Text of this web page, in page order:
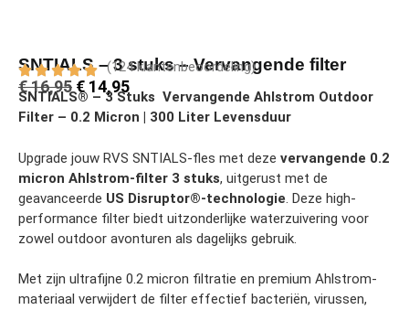
SNTIALS – 3 stuks – Vervangende filter
(124 klantenbeoordeling)
€16,95 € 14,95
SNTIALS® – 3 Stuks Vervangende Ahlstrom Outdoor
Filter – 0.2 Micron | 300 Liter Levensduur
Upgrade jouw RVS SNTIALS-fles met deze vervangende 0.2
micron Ahlstrom-filter 3 stuks, uitgerust met de
geavanceerde US Disruptor®-technologie . Deze high-
performance filter biedt uitzonderlijke waterzuivering voor
zowel outdoor avonturen als dagelijks gebruik.
Met zijn ultrafijne 0.2 micron filtratie en premium Ahlstrom-
materiaal verwijdert de filter effectief bacteriën, virussen,